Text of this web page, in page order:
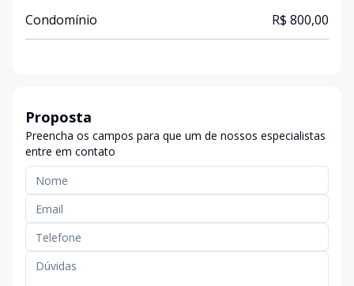
Condomínio R$ 800,00
Proposta
Preencha os campos para que um de nossos especialistas
entre em contato